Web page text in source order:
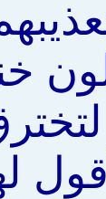
أقول